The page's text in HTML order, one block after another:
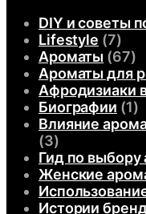
DIY и советы
Lifestyle (7)
Ароматы (67)
Ароматы для
Афродизиаки
Биографии (1)
Влияние
(3)
Гид по выбору
Женские
Истории